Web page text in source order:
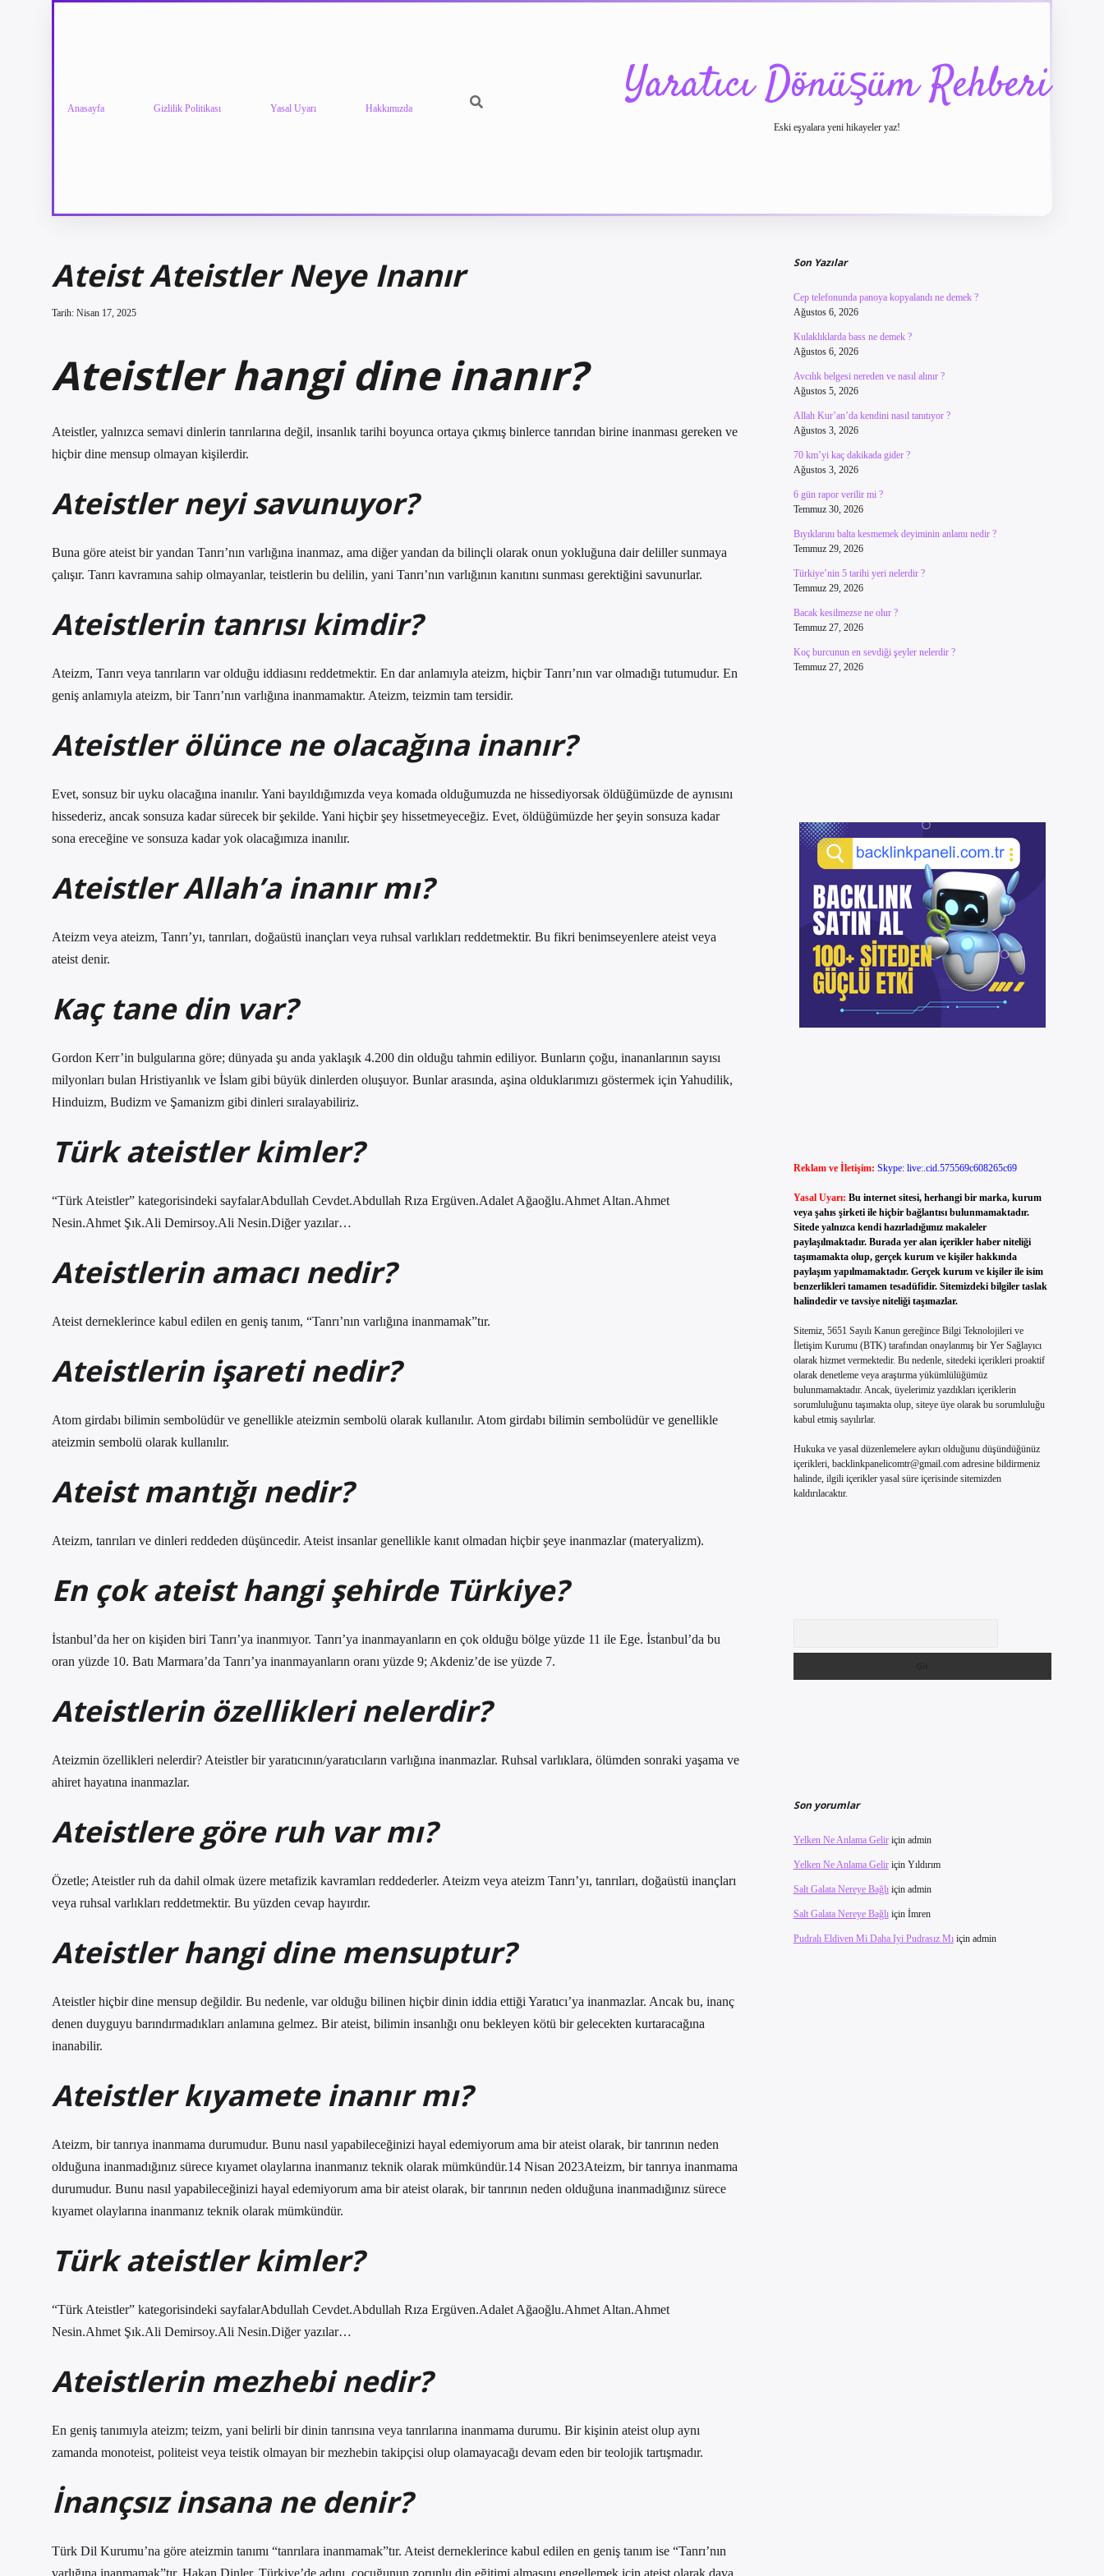
Anasayfa Gizlilik Politikası Yasal Uyarı Hakkımızda Yaratıcı Dönüşüm Rehberi
Eski eşyalara yeni hikayeler yaz!
Ateist Ateistler Neye Inanır
Tarih: Nisan 17, 2025
Ateistler hangi dine inanır?
Ateistler, yalnızca semavi dinlerin tanrılarına değil, insanlık tarihi boyunca ortaya çıkmış binlerce tanrıdan birine inanması gereken ve
hiçbir dine mensup olmayan kişilerdir.
Ateistler neyi savunuyor?
Buna göre ateist bir yandan Tanrı’nın varlığına inanmaz, ama diğer yandan da bilinçli olarak onun yokluğuna dair deliller sunmaya
çalışır. Tanrı kavramına sahip olmayanlar, teistlerin bu delilin, yani Tanrı’nın varlığının kanıtını sunması gerektiğini savunurlar.
Ateistlerin tanrısı kimdir?
Ateizm, Tanrı veya tanrıların var olduğu iddiasını reddetmektir. En dar anlamıyla ateizm, hiçbir Tanrı’nın var olmadığı tutumudur. En
geniş anlamıyla ateizm, bir Tanrı’nın varlığına inanmamaktır. Ateizm, teizmin tam tersidir.
Ateistler ölünce ne olacağına inanır?
Evet, sonsuz bir uyku olacağına inanılır. Yani bayıldığımızda veya komada olduğumuzda ne hissediyorsak öldüğümüzde de aynısını
hissederiz, ancak sonsuza kadar sürecek bir şekilde. Yani hiçbir şey hissetmeyeceğiz. Evet, öldüğümüzde her şeyin sonsuza kadar
sona ereceğine ve sonsuza kadar yok olacağımıza inanılır.
Ateistler Allah’a inanır mı?
Ateizm veya ateizm, Tanrı’yı, tanrıları, doğaüstü inançları veya ruhsal varlıkları reddetmektir. Bu fikri benimseyenlere ateist veya
ateist denir.
Kaç tane din var?
Gordon Kerr’in bulgularına göre; dünyada şu anda yaklaşık 4.200 din olduğu tahmin ediliyor. Bunların çoğu, inananlarının sayısı
milyonları bulan Hristiyanlık ve İslam gibi büyük dinlerden oluşuyor. Bunlar arasında, aşina olduklarımızı göstermek için Yahudilik,
Hinduizm, Budizm ve Şamanizm gibi dinleri sıralayabiliriz.
Türk ateistler kimler?
“Türk Ateistler” kategorisindeki sayfalarAbdullah Cevdet.Abdullah Rıza Ergüven.Adalet Ağaoğlu.Ahmet Altan.Ahmet
Nesin.Ahmet Şık.Ali Demirsoy.Ali Nesin.Diğer yazılar…
Ateistlerin amacı nedir?
Ateist derneklerince kabul edilen en geniş tanım, “Tanrı’nın varlığına inanmamak”tır.
Ateistlerin işareti nedir?
Atom girdabı bilimin sembolüdür ve genellikle ateizmin sembolü olarak kullanılır. Atom girdabı bilimin sembolüdür ve genellikle
ateizmin sembolü olarak kullanılır.
Ateist mantığı nedir?
Ateizm, tanrıları ve dinleri reddeden düşüncedir. Ateist insanlar genellikle kanıt olmadan hiçbir şeye inanmazlar (materyalizm).
En çok ateist hangi şehirde Türkiye?
İstanbul’da her on kişiden biri Tanrı’ya inanmıyor. Tanrı’ya inanmayanların en çok olduğu bölge yüzde 11 ile Ege. İstanbul’da bu
oran yüzde 10. Batı Marmara’da Tanrı’ya inanmayanların oranı yüzde 9; Akdeniz’de ise yüzde 7.
Ateistlerin özellikleri nelerdir?
Ateizmin özellikleri nelerdir? Ateistler bir yaratıcının/yaratıcıların varlığına inanmazlar. Ruhsal varlıklara, ölümden sonraki yaşama ve
ahiret hayatına inanmazlar.
Ateistlere göre ruh var mı?
Özetle; Ateistler ruh da dahil olmak üzere metafizik kavramları reddederler. Ateizm veya ateizm Tanrı’yı, tanrıları, doğaüstü inançları
veya ruhsal varlıkları reddetmektir. Bu yüzden cevap hayırdır.
Ateistler hangi dine mensuptur?
Ateistler hiçbir dine mensup değildir. Bu nedenle, var olduğu bilinen hiçbir dinin iddia ettiği Yaratıcı’ya inanmazlar. Ancak bu, inanç
denen duyguyu barındırmadıkları anlamına gelmez. Bir ateist, bilimin insanlığı onu bekleyen kötü bir gelecekten kurtaracağına
inanabilir.
Ateistler kıyamete inanır mı?
Ateizm, bir tanrıya inanmama durumudur. Bunu nasıl yapabileceğinizi hayal edemiyorum ama bir ateist olarak, bir tanrının neden
olduğuna inanmadığınız sürece kıyamet olaylarına inanmanız teknik olarak mümkündür.14 Nisan 2023Ateizm, bir tanrıya inanmama
durumudur. Bunu nasıl yapabileceğinizi hayal edemiyorum ama bir ateist olarak, bir tanrının neden olduğuna inanmadığınız sürece
kıyamet olaylarına inanmanız teknik olarak mümkündür.
Türk ateistler kimler?
“Türk Ateistler” kategorisindeki sayfalarAbdullah Cevdet.Abdullah Rıza Ergüven.Adalet Ağaoğlu.Ahmet Altan.Ahmet
Nesin.Ahmet Şık.Ali Demirsoy.Ali Nesin.Diğer yazılar…
Ateistlerin mezhebi nedir?
En geniş tanımıyla ateizm; teizm, yani belirli bir dinin tanrısına veya tanrılarına inanmama durumu. Bir kişinin ateist olup aynı
zamanda monoteist, politeist veya teistik olmayan bir mezhebin takipçisi olup olamayacağı devam eden bir teolojik tartışmadır.
İnançsız insana ne denir?
Türk Dil Kurumu’na göre ateizmin tanımı “tanrılara inanmamak”tır. Ateist derneklerince kabul edilen en geniş tanım ise “Tanrı’nın
varlığına inanmamak”tır. Hakan Dinler, Türkiye’de adını, çocuğunun zorunlu din eğitimi almasını engellemek için ateist olarak dava
Son Yazılar
Cep telefonunda panoya kopyalandı ne demek ?
Ağustos 6, 2026
Kulaklıklarda bass ne demek ?
Ağustos 6, 2026
Avcılık belgesi nereden ve nasıl alınır ?
Ağustos 5, 2026
Allah Kur’an’da kendini nasıl tanıtıyor ?
Ağustos 3, 2026
70 km’yi kaç dakikada gider ?
Ağustos 3, 2026
6 gün rapor verilir mi ?
Temmuz 30, 2026
Bıyıklarını balta kesmemek deyiminin anlamı nedir ?
Temmuz 29, 2026
Türkiye’nin 5 tarihi yeri nelerdir ?
Temmuz 29, 2026
Bacak kesilmezse ne olur ?
Temmuz 27, 2026
Koç burcunun en sevdiği şeyler nelerdir ?
Temmuz 27, 2026
Reklam ve İletişim: Skype: live:.cid.575569c608265c69
Yasal Uyarı: Bu internet sitesi, herhangi bir marka, kurum
veya şahıs şirketi ile hiçbir bağlantısı bulunmamaktadır.
Sitede yalnızca kendi hazırladığımız makaleler
paylaşılmaktadır. Burada yer alan içerikler haber niteliği
taşımamakta olup, gerçek kurum ve kişiler hakkında
paylaşım yapılmamaktadır. Gerçek kurum ve kişiler ile isim
benzerlikleri tamamen tesadüfidir. Sitemizdeki bilgiler taslak
halindedir ve tavsiye niteliği taşımazlar.
Sitemiz, 5651 Sayılı Kanun gereğince Bilgi Teknolojileri ve
İletişim Kurumu (BTK) tarafından onaylanmış bir Yer Sağlayıcı
olarak hizmet vermektedir. Bu nedenle, sitedeki içerikleri proaktif
olarak denetleme veya araştırma yükümlülüğümüz
bulunmamaktadır. Ancak, üyelerimiz yazdıkları içeriklerin
sorumluluğunu taşımakta olup, siteye üye olarak bu sorumluluğu
kabul etmiş sayılırlar.
Hukuka ve yasal düzenlemelere aykırı olduğunu düşündüğünüz
içerikleri, backlinkpanelicomtr@gmail.comadresine bildirmeniz
halinde, ilgili içerikler yasal süre içerisinde sitemizden
kaldırılacaktır.
Son yorumlar
Yelken Ne Anlama Geliriçin admin
Yelken Ne Anlama Geliriçin Yıldırım
Salt Galata Nereye Bağlıiçin admin
Salt Galata Nereye Bağlıiçin İmren
Pudralı Eldiven Mi Daha Iyi Pudrasız Mıiçin admin